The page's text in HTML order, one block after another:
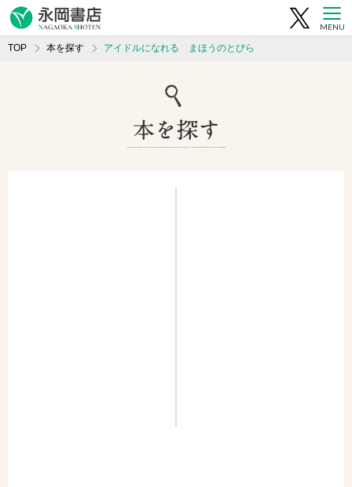
MENU
TOP 本を探す アイドルになれる まほうのとびら